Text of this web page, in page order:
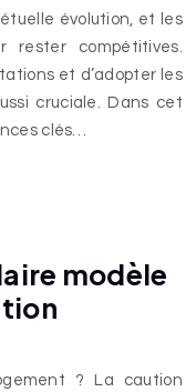
évolution, et les
rester compétitives.
et d’adopter les
cruciale. Dans cet
clés…
modèle
? La caution